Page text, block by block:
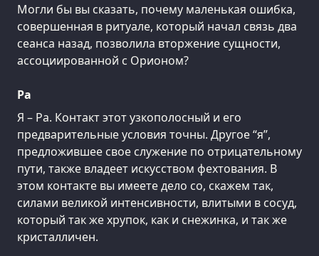
Могли бы вы сказать, почему маленькая ошибка,
совершенная в ритуале, который начал связь два
сеанса назад, позволила вторжение сущности,
ассоциированной с Орионом?
Ра
Я – Ра. Контакт этот узкополосный и его
предварительные условия точны. Другое “я”,
предложившее свое служение по отрицательному
пути, также владеет искусством фехтования. В
этом контакте вы имеете дело со, скажем так,
силами великой интенсивности, влитыми в сосуд,
который так же хрупок, как и снежинка, и так же
кристалличен.